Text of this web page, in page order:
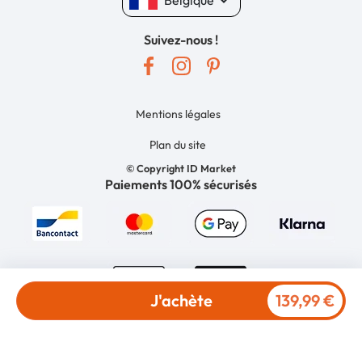
J'achète 139,99 €
Suivez-nous !
© Copyright ID Market
Mentions légales
Plan du site
Paiements 100% sécurisés